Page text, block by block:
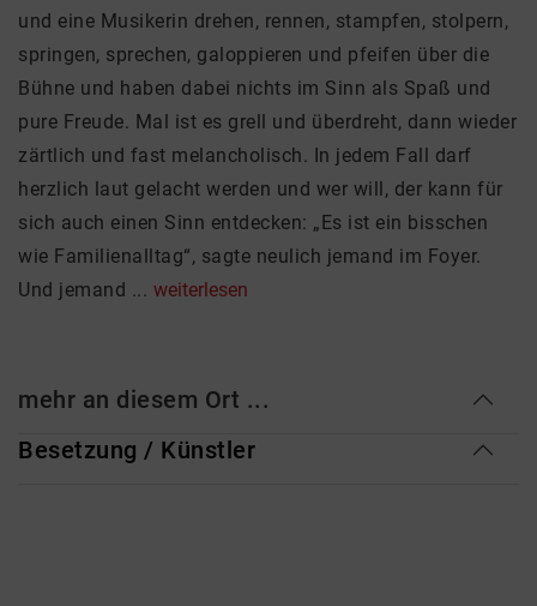
und eine Musikerin drehen, rennen, stampfen, stolpern,
springen, sprechen, galoppieren und pfeifen über die
Bühne und haben dabei nichts im Sinn als Spaß und
pure Freude. Mal ist es grell und überdreht, dann wieder
zärtlich und fast melancholisch. In jedem Fall darf
herzlich laut gelacht werden und wer will, der kann für
sich auch einen Sinn entdecken: „Es ist ein bisschen
wie Familienalltag“, sagte neulich jemand im Foyer.
Und jemand ... weiterlesen
mehr an diesem Ort ...
Besetzung / Künstler